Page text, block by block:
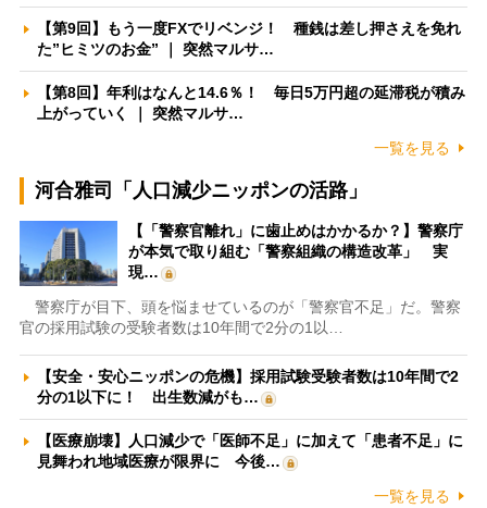
【第9回】もう一度FXでリベンジ！ 種銭は差し押さえを免れ
た”ヒミツのお金” ｜ 突然マルサ…
【第8回】年利はなんと14.6％！ 毎日5万円超の延滞税が積み
上がっていく ｜ 突然マルサ…
一覧を見る
河合雅司「人口減少ニッポンの活路」
【「警察官離れ」に歯止めはかかるか？】警察庁
が本気で取り組む「警察組織の構造改革」 実
現…
警察庁が目下、頭を悩ませているのが「警察官不足」だ。警察
官の採用試験の受験者数は10年間で2分の1以…
【安全・安心ニッポンの危機】採用試験受験者数は10年間で2
分の1以下に！ 出生数減がも…
【医療崩壊】人口減少で「医師不足」に加えて「患者不足」に
見舞われ地域医療が限界に 今後…
一覧を見る